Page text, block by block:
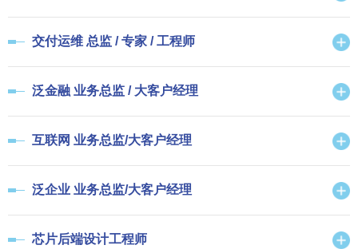
交付运维 总监 / 专家 / 工程师
泛金融 业务总监 / 大客户经理
互联网 业务总监/大客户经理
泛企业 业务总监/大客户经理
芯片后端设计工程师